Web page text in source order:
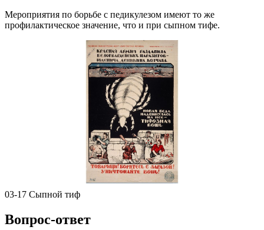
Мероприятия по борьбе с педикулезом имеют то же
профилактическое значение, что и при сыпном тифе.
03-17 Сыпной тиф
Вопрос-ответ